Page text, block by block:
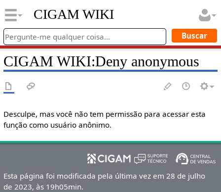
CIGAM WIKI
CIGAM WIKI:Deny anonymous
Desculpe, mas você não tem permissão para acessar esta
função como usuário anônimo.
Esta página foi modificada pela última vez em 28 de julho
de 2023, às 19h05min.